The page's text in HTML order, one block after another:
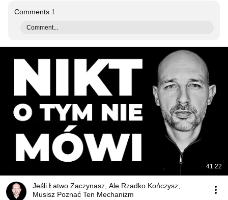
Comments 1
Comment...
41:22
Jeśli Łatwo Zaczynasz, Ale Rzadko Kończysz,
Musisz Poznać Ten Mechanizm